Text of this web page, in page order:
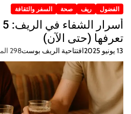
الفضول ريف صحة السفر والثقافة
تعرفها (حتى الآن)
13 يونيو 2025 افتتاحية الريف بوست298 المشاهدات